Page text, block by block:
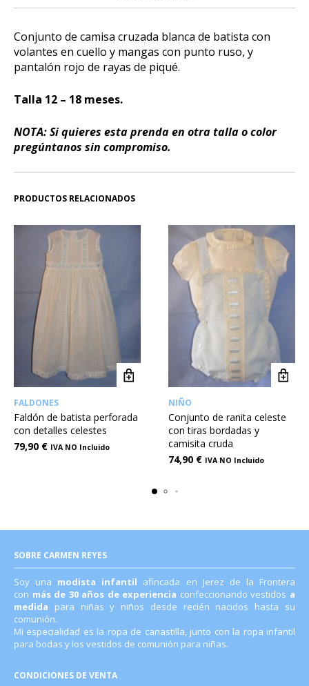
Conjunto de camisa cruzada blanca de batista con
volantes en cuello y mangas con punto ruso, y
pantalón rojo de rayas de piqué.
Talla 12 – 18 meses.
NOTA: Si quieres esta prenda en otra talla o color
pregúntanos sin compromiso.
PRODUCTOS RELACIONADOS
FALDONES
Faldón de batista perforada
con detalles celestes
79,90 € IVA NO Incluido
NIÑO
Conjunto de ranita celeste
con tiras bordadas y
camisita cruda
74,90 € IVA NO Incluido
SOBRE CARMEN REYES
Soy una modista infantil afincada en Jerez de la Frontera
con más de 30 años de experiencia confeccionando vestidos a
medida para niñas y niños desde recién nacidos hasta su
comunión.
Mi especialidad es la ropa de canastilla, junto con la ropa infantil
para bodas y los vestidos de comunión para niñas.
CONDICIONES DE VENTA